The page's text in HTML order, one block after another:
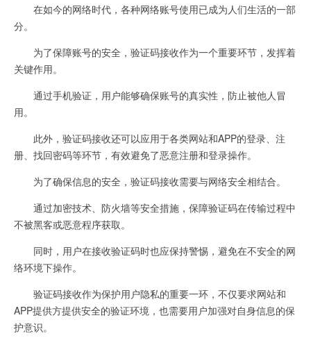
在如今的网络时代，各种网络账号使用已成为人们生活的一部
分。
为了保障账号的安全，验证码接收作为一个重要环节，发挥着
关键作用。
通过手机验证，用户能够确保账号的真实性，防止被他人冒
用。
此外，验证码接收还可以应用于各类网站和APP的登录、注
册、找回密码等环节，有效避免了恶意注册和登录操作。
为了确保信息的安全，验证码接收需要与网络安全相结合。
通过加密技术、防火墙等安全措施，保障验证码在传输过程中
不被黑客或恶意程序获取。
同时，用户在接收验证码时也应保持警惕，避免在不安全的网
络环境下操作。
验证码接收作为保护用户隐私的重要一环，不仅要求网站和
APP提供方提供安全的验证环境，也需要用户加强对自身信息的保
护意识。